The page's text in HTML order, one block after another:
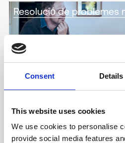
Consent Details
This website uses cookies
We use cookies to personalise
provide social media features
Resolució de problemes
Les solucions